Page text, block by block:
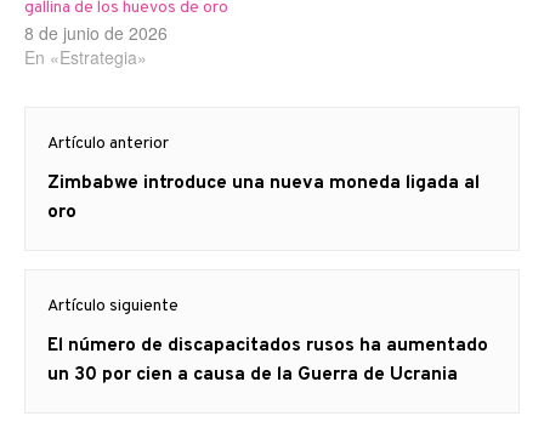
gallina de los huevos de oro
8 de junio de 2026
En «Estrategia»
de
entradas
Artículo anterior
Artículo
anterior
Zimbabwe introduce una nueva moneda ligada al
oro
Artículo siguiente
Artículo
siguiente:
El número de discapacitados rusos ha aumentado
un 30 por cien a causa de la Guerra de Ucrania